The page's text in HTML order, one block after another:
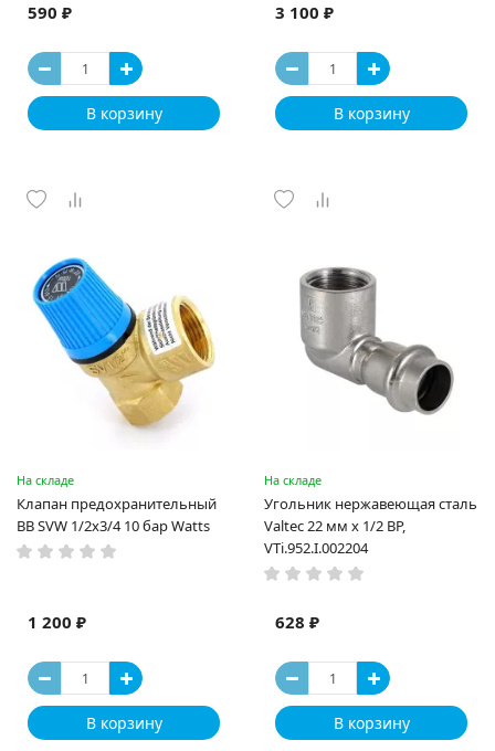
590 ₽
В корзину
3 100 ₽
В корзину
На складе
Клапан предохранительный
ВВ SVW 1/2х3/4 10 бар Watts
1 200 ₽
В корзину
На складе
Угольник нержавеющая сталь
Valtec 22 мм x 1/2 ВР,
VTi.952.I.002204
628 ₽
В корзину